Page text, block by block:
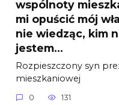
wspólnoty
mi opuścić mój
nie wiedząc, kim
jestem…
Rozpieszczony syn
mieszkaniowej
0 131